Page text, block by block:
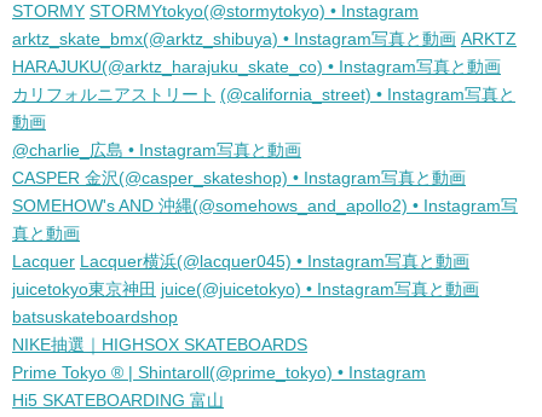
STORMY STORMYtokyo(@stormytokyo) • Instagram
arktz_skate_bmx(@arktz_shibuya) • Instagram写真と動画 ARKTZ
HARAJUKU(@arktz_harajuku_skate_co) • Instagram写真と動画
カリフォルニアストリート (@california_street) • Instagram写真と
動画
@charlie_広島 • Instagram写真と動画
CASPER 金沢(@casper_skateshop) • Instagram写真と動画
SOMEHOW's AND 沖縄(@somehows_and_apollo2) • Instagram写
真と動画
Lacquer Lacquer横浜(@lacquer045) • Instagram写真と動画
juicetokyo東京神田 juice(@juicetokyo) • Instagram写真と動画
batsuskateboardshop
NIKE抽選｜HIGHSOX SKATEBOARDS
Prime Tokyo ®︎ | Shintaroll(@prime_tokyo) • Instagram
Hi5 SKATEBOARDING 富山